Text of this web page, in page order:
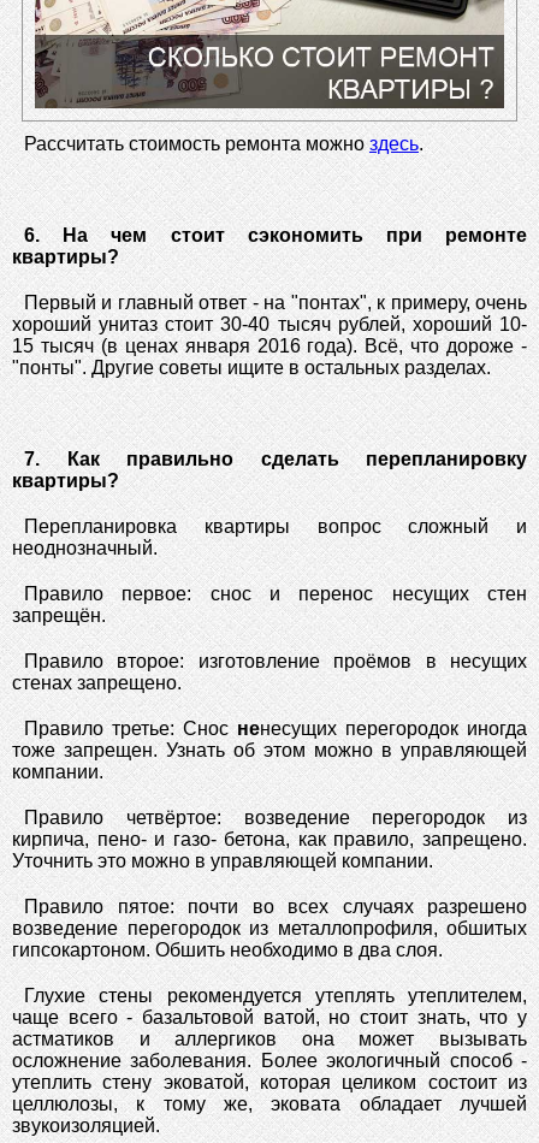
Рассчитать стоимость ремонта можноздесь.
6. На чем стоит сэкономить при ремонте
квартиры?
Первый и главный ответ - на "понтах", к примеру, очень
хороший унитаз стоит 30-40 тысяч рублей, хороший 10-
15 тысяч (в ценах января 2016 года). Всё, что дороже -
"понты". Другие советы ищите в остальных разделах.
7. Как правильно сделать перепланировку
квартиры?
Перепланировка квартиры вопрос сложный и
неоднозначный.
Правило первое: снос и перенос несущих стен
запрещён.
Правило второе: изготовление проёмов в несущих
стенах запрещено.
Правило третье: Сносненесущих перегородок иногда
тоже запрещен. Узнать об этом можно в управляющей
компании.
Правило четвёртое: возведение перегородок из
кирпича, пено- и газо- бетона, как правило, запрещено.
Уточнить это можно в управляющей компании.
Правило пятое: почти во всех случаях разрешено
возведение перегородок из металлопрофиля, обшитых
гипсокартоном. Обшить необходимо в два слоя.
Глухие стены рекомендуется утеплять утеплителем,
чаще всего - базальтовой ватой, но стоит знать, что у
астматиков и аллергиков она может вызывать
осложнение заболевания. Более экологичный способ -
утеплить стену эковатой, которая целиком состоит из
целлюлозы, к тому же, эковата обладает лучшей
звукоизоляцией.